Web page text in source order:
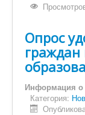
Опрос
граждан
Информация о
Категория: